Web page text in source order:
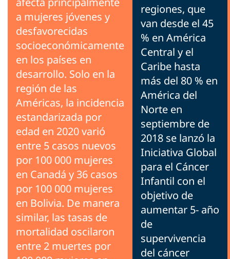
a mujeres jóvenes y
desfavorecidas
socioeconómicamente
en los países en
desarrollo. Solo en la
región de las
Américas, la incidencia
estandarizada por
edad en 2020 varió
entre 5 casos nuevos
por 100 000 mujeres
en Canadá y 36 casos
por 100 000 mujeres
en Bolivia. De manera
similar, las tasas de
mortalidad oscilaron
entre 2 muertes por
regiones, que
van desde el 45
% en América
Central y el
Caribe hasta
más del 80 % en
América del
Norte en
septiembre de
2018 se lanzó la
Iniciativa Global
para el Cáncer
Infantil con el
objetivo de
aumentar 5- año
de
supervivencia
del cáncer